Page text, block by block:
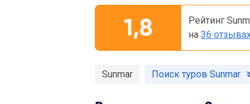
1,8
Рейтинг
на 36
Sunmar Поиск туров Sunmar